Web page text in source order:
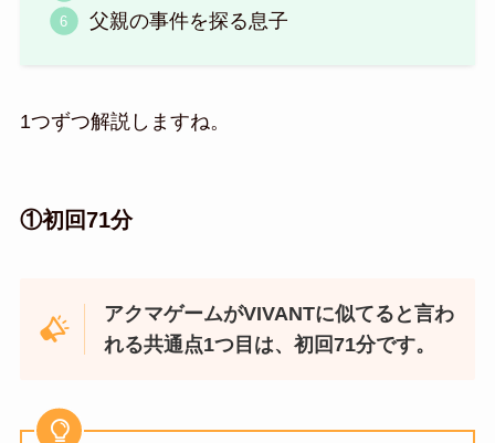
父親の事件を探る息子
1つずつ解説しますね。
①初回71分
アクマゲームがVIVANTに似てると言わ
れる共通点1つ目は、初回71分です。